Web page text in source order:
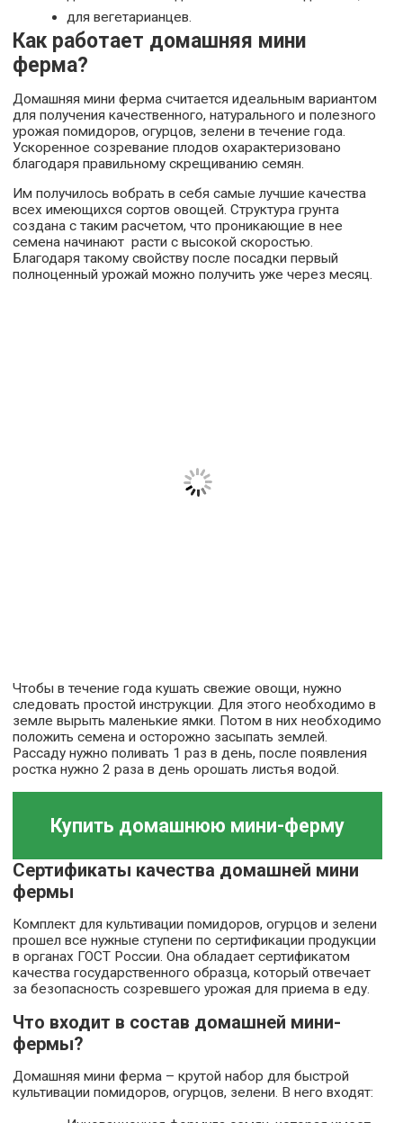
для вегетарианцев.
Как работает домашняя мини
ферма?
Домашняя мини ферма считается идеальным вариантом
для получения качественного, натурального и полезного
урожая помидоров, огурцов, зелени в течение года.
Ускоренное созревание плодов охарактеризовано
благодаря правильному скрещиванию семян.
Им получилось вобрать в себя самые лучшие качества
всех имеющихся сортов овощей. Структура грунта
создана с таким расчетом, что проникающие в нее
семена начинают расти с высокой скоростью.
Благодаря такому свойству после посадки первый
полноценный урожай можно получить уже через месяц.
Чтобы в течение года кушать свежие овощи, нужно
следовать простой инструкции. Для этого необходимо в
земле вырыть маленькие ямки. Потом в них необходимо
положить семена и осторожно засыпать землей.
Рассаду нужно поливать 1 раз в день, после появления
ростка нужно 2 раза в день орошать листья водой.
Купить домашнюю мини-ферму
Сертификаты качества домашней мини
фермы
Комплект для культивации помидоров, огурцов и зелени
прошел все нужные ступени по сертификации продукции
в органах ГОСТ России. Она обладает сертификатом
качества государственного образца, который отвечает
за безопасность созревшего урожая для приема в еду.
Что входит в состав домашней мини-
фермы?
Домашняя мини ферма – крутой набор для быстрой
культивации помидоров, огурцов, зелени. В него входят: